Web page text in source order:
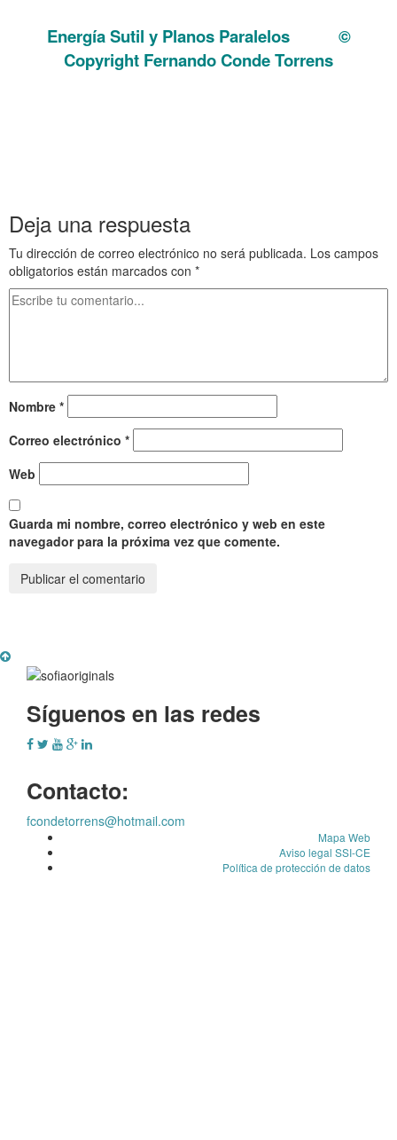
Energía Sutil y Planos Paralelos ©
Copyright Fernando Conde Torrens
Deja una respuesta
Tu dirección de correo electrónico no será publicada. Los campos
obligatorios están marcados con *
Nombre *
Correo electrónico *
Web
Guarda mi nombre, correo electrónico y web en este
navegador para la próxima vez que comente.
Síguenos en las redes
Contacto:
fcondetorrens@hotmail.com
Mapa Web
Aviso legal SSI-CE
Política de protección de datos